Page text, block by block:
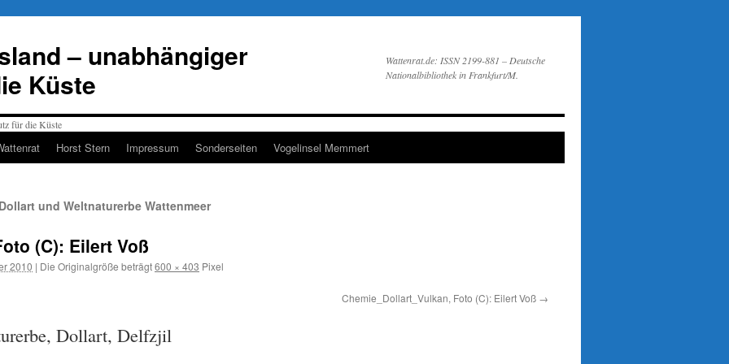
– unabhängiger
Küste
Wattenrat.de: ISSN 2199-881 – Deutsche
Nationalbibliothek in Frankfurt/M.
Horst Stern Impressum Sonderseiten Vogelinsel Memmert
und Weltnaturerbe Wattenmeer
(C): Eilert Voß
2010 | Die Originalgröße beträgt600 × 403 Pixel
Chemie_Dollart_Vulkan, Foto (C): Eilert Voß
Dollart, Delfzjil